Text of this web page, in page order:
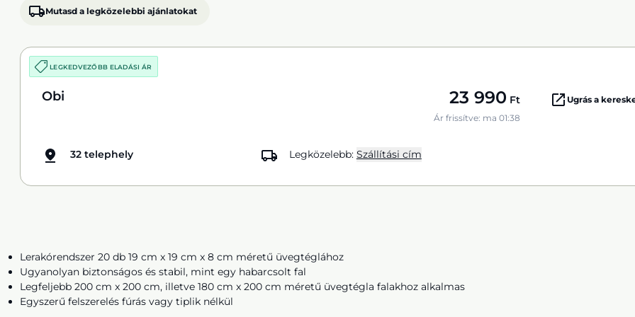
Mutasd a legközelebbi ajánlatokat
LEGKEDVEZŐBB ELADÁSI ÁR
Obi 23 990 Ft
Ár frissítve: ma 01:38
Ugrás a
32 telephely Legközelebb: Szállítási cím
Lerakórendszer 20 db 19 cm x 19 cm x 8 cm méretű üvegtéglához
Ugyanolyan biztonságos és stabil, mint egy habarcsolt fal
Legfeljebb 200 cm x 200 cm, illetve 180 cm x 200 cm méretű üvegtégla falakhoz alkalmas
Egyszerű felszerelés fúrás vagy tiplik nélkül